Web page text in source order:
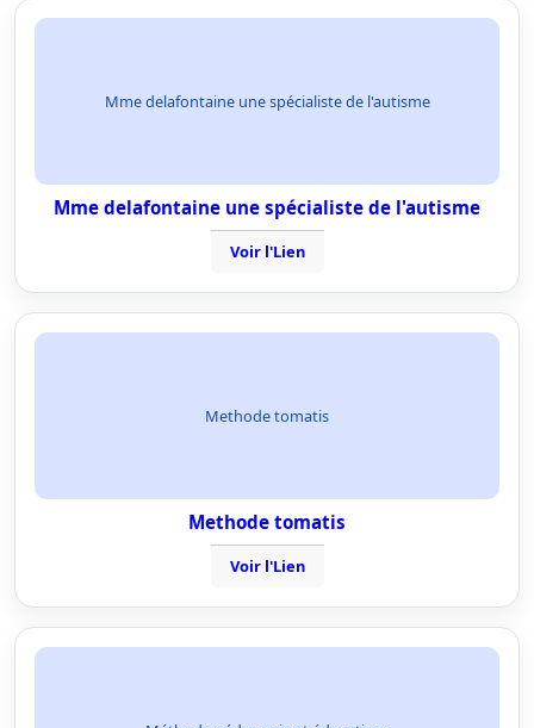
Mme delafontaine une spécialiste de l'autisme
Mme delafontaine une spécialiste de l'autisme
Voir l'Lien
Methode tomatis
Methode tomatis
Voir l'Lien